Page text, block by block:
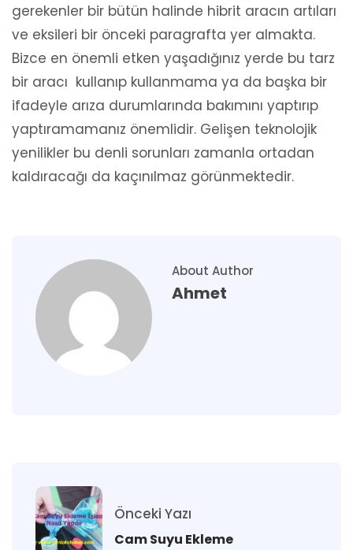
gerekenler bir bütün halinde hibrit aracın artıları
ve eksileri bir önceki paragrafta yer almakta.
Bizce en önemli etken yaşadığınız yerde bu tarz
bir aracı kullanıp kullanmama ya da başka bir
ifadeyle arıza durumlarında bakımını yaptırıp
yaptıramamanız önemlidir. Gelişen teknolojik
yenilikler bu denli sorunları zamanla ortadan
kaldıracağı da kaçınılmaz görünmektedir.
About Author
Ahmet
Önceki Yazı
Cam Suyu Ekleme